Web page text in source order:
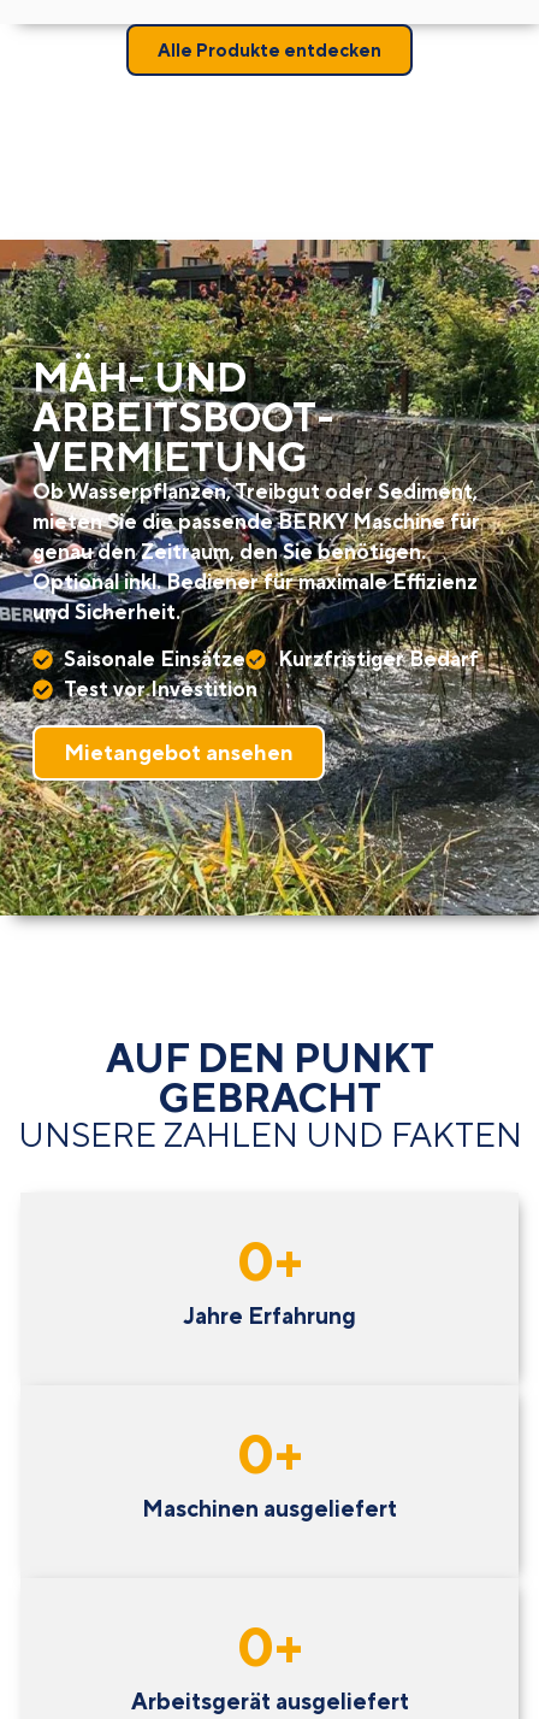
Alle Produkte entdecken
MÄH- UND
ARBEITSBOOT­
VERMIETUNG
Ob Wasserpflanzen, Treibgut oder Sediment,
mieten Sie die passende BERKY Maschine für
genau den Zeitraum, den Sie benötigen.
Optional inkl. Bediener für maximale Effizienz
und Sicherheit.
Saisonale Einsätze
Kurzfristiger Bedarf
Test vor Investition
Mietangebot ansehen
AUF DEN PUNKT
GEBRACHT
UNSERE ZAHLEN UND FAKTEN
Jahre Erfahrung
0+
Maschinen ausgeliefert
0+
Arbeitsgerät ausgeliefert
0+